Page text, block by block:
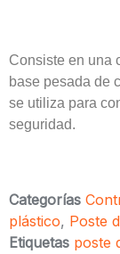
Consiste en una
base pesada de
se utiliza para
seguridad.
Categorías
plástico, Poste
Etiquetas poste